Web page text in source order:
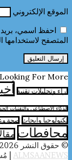
الموقع الإلكتروني
احفظ اسمي،
المتصفح لاستخدامها
Looking For More?
آراء وتحليلات تقنية
الذكاء الاصطناعي والتقنيات
تكنولوجيا وابحاث صحة
محافطات
© حقوق النشر 2026، جميع الحقوق محفوظة |
ALMSAANEWS
|